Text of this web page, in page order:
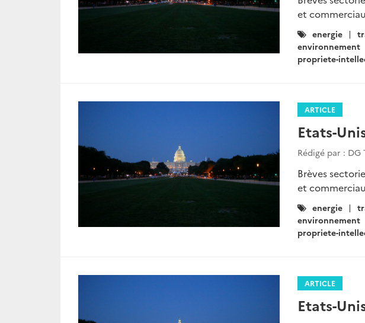
et
Catégories
:
energie
environnement
propriete-
ARTICLE
Etats-
Rédigé par : DG
Brèves
et
Catégories
:
energie
environnement
propriete-
ARTICLE
Etats-